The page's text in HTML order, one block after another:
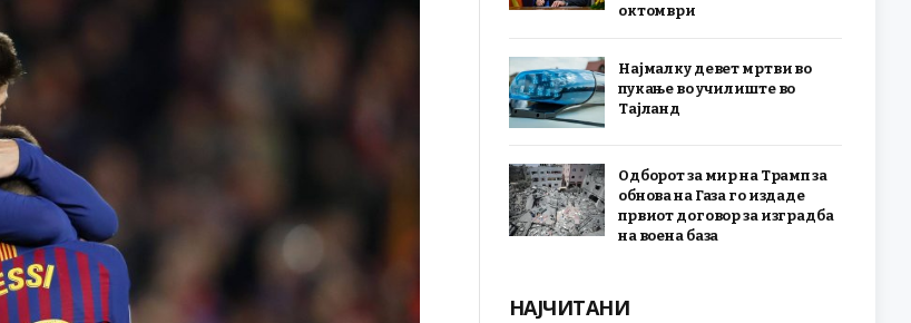
октомври
Најмалку девет мртви во
пукање во училиште во
Тајланд
Одборот за мир на Трамп за
обнова на Газа го издаде
првиот договор за изградба
на воена база
НАЈЧИТАНИ